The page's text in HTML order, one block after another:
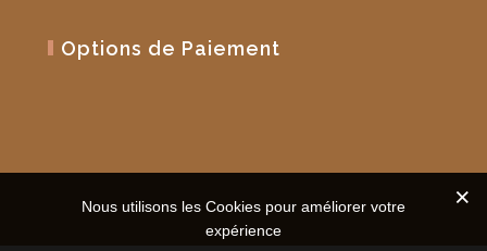
Options de Paiement
Nous utilisons les Cookies pour améliorer votre
expérience